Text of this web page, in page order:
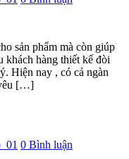
sản phẩm mà còn giúp
khách hàng thiết kế đòi
Hiện nay , có cả ngàn
[…]
0 Bình luận